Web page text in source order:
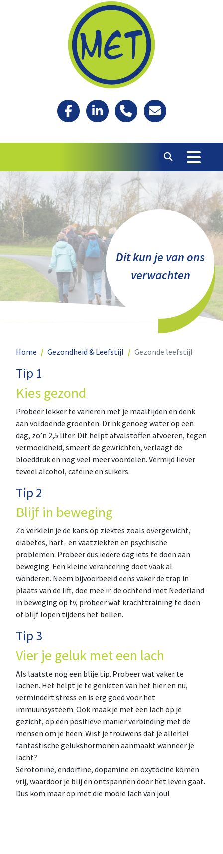
Dit kun je van ons
verwachten
Home Gezondheid & Leefstijl Gezonde leefstijl
Tip 1
Kies gezond
Probeer lekker te variëren met je maaltijden en denk
aan voldoende groenten. Drink genoeg water op een
dag, zo’n 2,5 liter. Dit helpt afvalstoffen afvoeren, tegen
vermoeidheid, smeert de gewrichten, verlaagt de
bloeddruk en nog veel meer voordelen. Vermijd liever
teveel alcohol, cafeïne en suikers.
Tip 2
Blijf in beweging
Zo verklein je de kans op ziektes zoals overgewicht,
diabetes, hart- en vaatziekten en psychische
problemen. Probeer dus iedere dag iets te doen aan
beweging. Een kleine verandering doet vaak al
wonderen. Neem bijvoorbeeld eens vaker de trap in
plaats van de lift, doe mee in de ochtend met Nederland
in beweging op tv, probeer wat krachttraining te doen
of blijf lopen tijdens het bellen.
Tip 3
Vier je geluk met een lach
Als laatste nog een blije tip. Probeer wat vaker te
lachen. Het helpt je te genieten van het hier en nu,
vermindert stress en is erg goed voor het
immuunsysteem. Ook maak je met een lach op je
gezicht, op een positieve manier verbinding met de
mensen om je heen. Wist je trouwens dat je allerlei
fantastische gelukshormonen aanmaakt wanneer je
lacht?
Serotonine, endorfine, dopamine en oxytocine komen
vrij, waardoor je blij en ontspannen door het leven gaat.
Dus kom maar op met die mooie lach van jou!